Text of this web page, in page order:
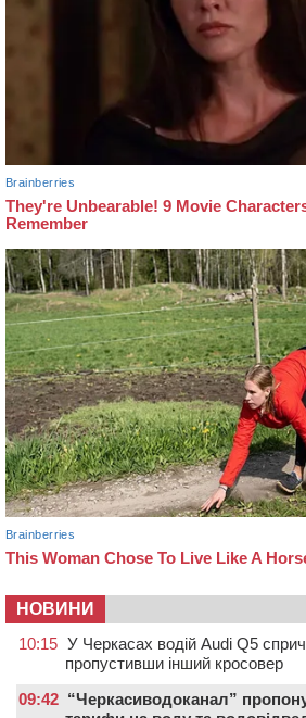
НОВИНИ
10:15 У Черкасах водій Audi Q5
пропустивши інший кросовер
09:42 “Черкасиводоканал”